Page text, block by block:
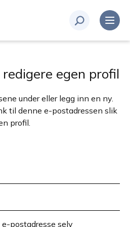
egen profil
under eller legg inn en ny.
til denne e-postadressen slik
profil.
postadresse selv